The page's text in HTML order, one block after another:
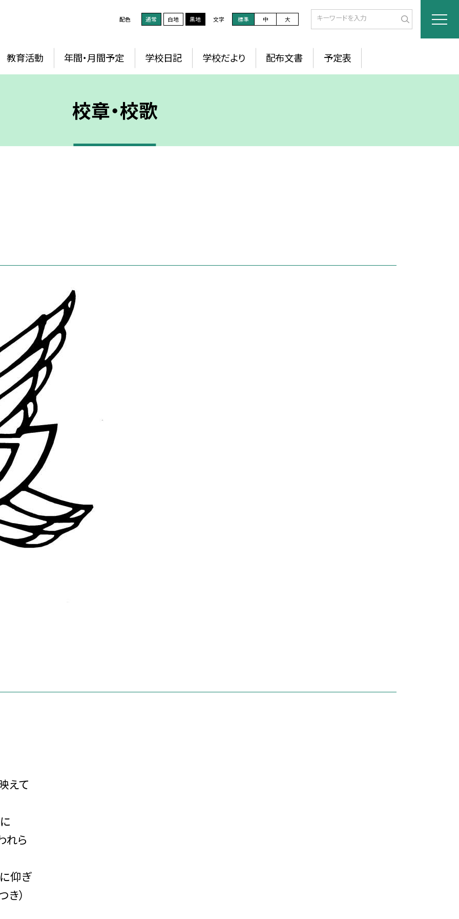
配色 通常 白地 黒地 文字 標準 中 大
教育活動 年間・月間予定 学校日記 学校だより 配布文書 予定表
校章・校歌
えて
ら
仰ぎ
）